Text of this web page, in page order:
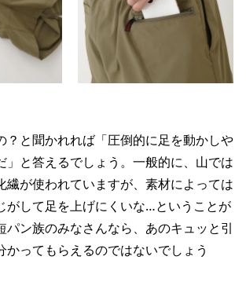
？と聞かれれば「圧倒的に足を動かしや
」と答えるでしょう。一般的に、山では
繊が使われていますが、素材によっては
がして足を上げにくいな…ということが
パン族のみなさんなら、あのキュッと引
かってもらえるのではないでしょう